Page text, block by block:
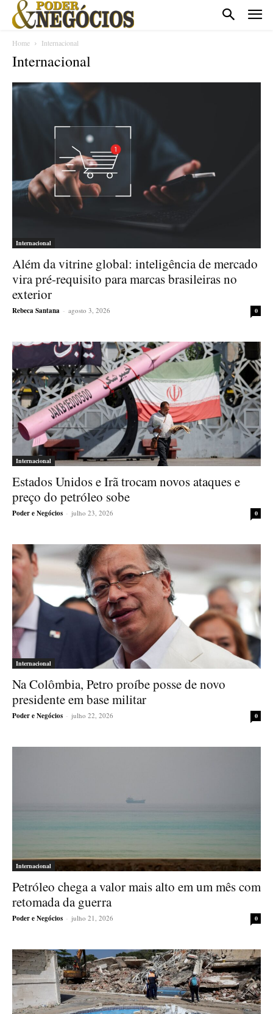
Home Internacional
Internacional
Internacional
Além da vitrine global: inteligência de mercado
vira pré-requisito para marcas brasileiras no
exterior
Rebeca Santana - agosto 3, 2026 0
Internacional
Estados Unidos e Irã trocam novos ataques e
preço do petróleo sobe
Poder e Negócios - julho 23, 2026 0
Internacional
Na Colômbia, Petro proíbe posse de novo
presidente em base militar
Poder e Negócios - julho 22, 2026 0
Internacional
Petróleo chega a valor mais alto em um mês com
retomada da guerra
Poder e Negócios - julho 21, 2026 0